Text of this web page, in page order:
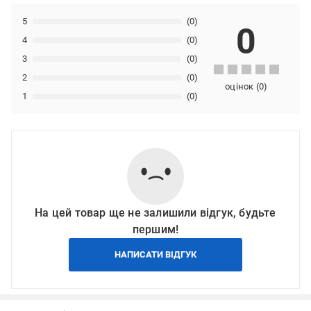
1 (0)
2 (0)
3 (0)
4 (0)
5 (0)
0
оцінок (0)
На цей товар ще не залишили відгук, будьте
першим!
НАПИСАТИ ВІДГУК